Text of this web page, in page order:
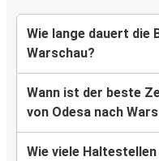
Wie lange dauert die
Warschau?
Wann ist der beste
von Odesa nach
Wie viele